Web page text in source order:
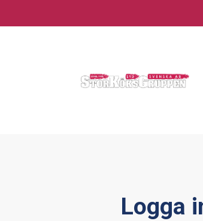
Logga